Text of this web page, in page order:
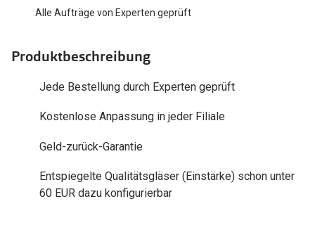
Oakley Meta
Glaspakete
Glasveredelungen
Brillenglas Typen
Transitions Gläser
Alle Aufträge von Experten geprüft
Produktbeschreibung
Jede Bestellung durch Experten geprüft
Kostenlose Anpassung in jeder Filiale
Geld-zurück-Garantie
Entspiegelte Qualitätsgläser (Einstärke) schon unter
60 EUR dazu konfigurierbar